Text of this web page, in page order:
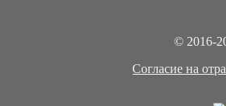
© 2016-
Cогласие на